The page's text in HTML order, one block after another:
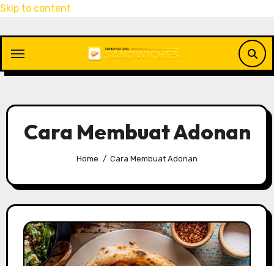
Skip to content
Cara Membuat Adonan
Home Cara Membuat Adonan